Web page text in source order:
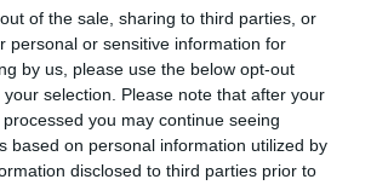
of the sale, sharing to third parties, or
personal or sensitive information for
by us, please use the below opt-out
selection. Please note that after your
you may continue seeing
based on personal information utilized by
disclosed to third parties prior to
nagykereskedő kiadásait